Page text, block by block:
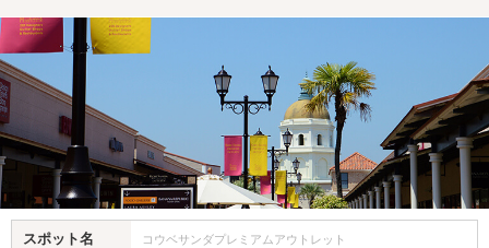
スポット名 コウベサンダプレミアムアウトレット